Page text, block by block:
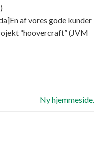
af vores gode kunder
“hoovercraft” (JVM
Ny hjemmeside.